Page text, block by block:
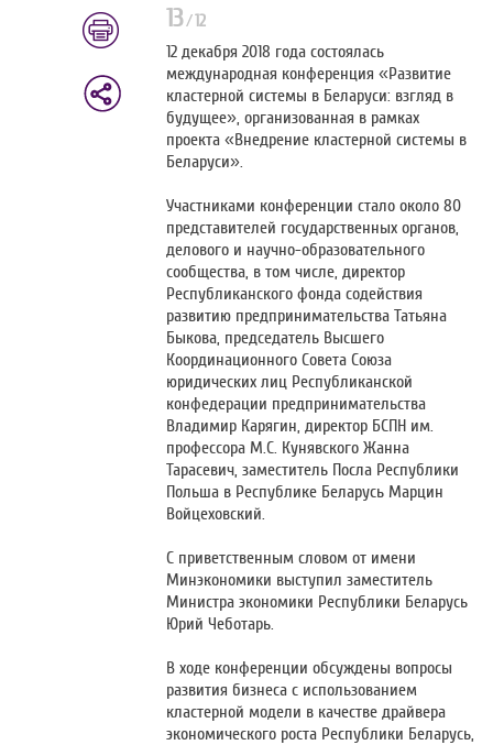
13/12
12 декабря 2018 года состоялась
международная конференция «Развитие
кластерной системы в Беларуси: взгляд в
будущее», организованная в рамках
проекта «Внедрение кластерной системы в
Беларуси».
Участниками конференции стало около 80
представителей государственных органов,
делового и научно-образовательного
сообщества, в том числе, директор
Республиканского фонда содействия
развитию предпринимательства Татьяна
Быкова, председатель Высшего
Координационного Совета Союза
юридических лиц Республиканской
конфедерации предпринимательства
Владимир Карягин, директор БСПН им.
профессора М.С. Кунявского Жанна
Тарасевич, заместитель Посла Республики
Польша в Республике Беларусь Марцин
Войцеховский.
С приветственным словом от имени
Минэкономики выступил заместитель
Министра экономики Республики Беларусь
Юрий Чеботарь.
В ходе конференции обсуждены вопросы
развития бизнеса с использованием
кластерной модели в качестве драйвера
экономического роста Республики Беларусь,